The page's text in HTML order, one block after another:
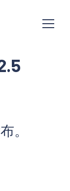
。